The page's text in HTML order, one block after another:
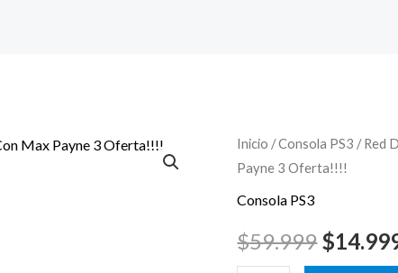
Inicio /Consola PS3 / Red
Payne 3 Oferta!!!!
Consola PS3
$59.999
El
original
$
Red
Dead
Redemption
Original